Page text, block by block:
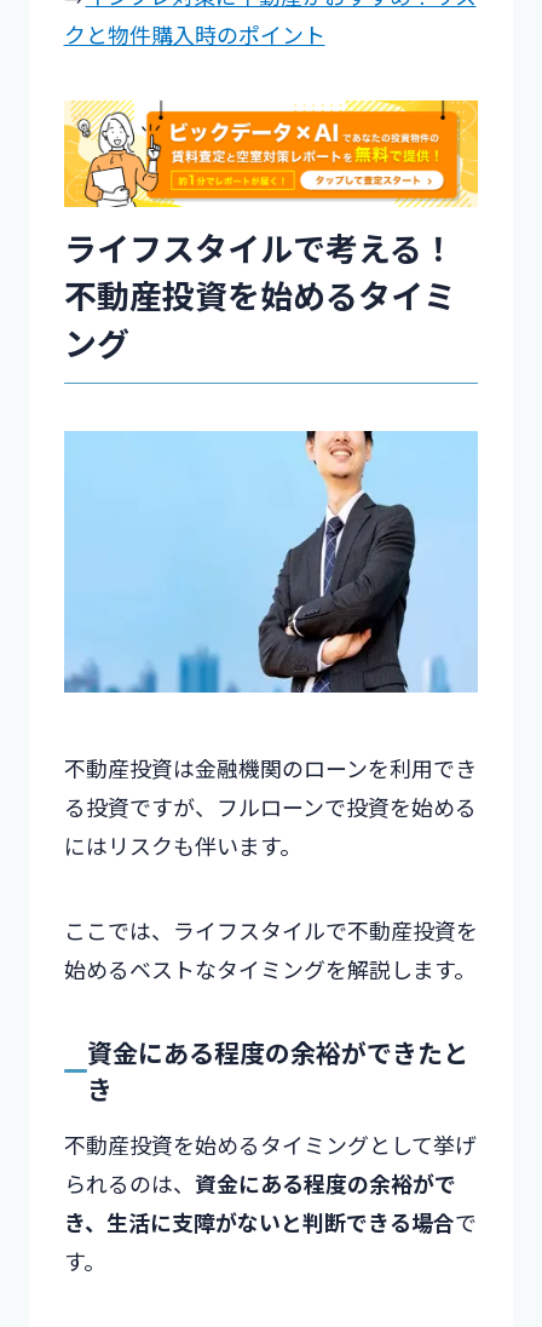
クと物件購入時のポイント
ライフスタイルで考える！
不動産投資を始めるタイミ
ング
不動産投資は金融機関のローンを利用でき
る投資ですが、フルローンで投資を始める
にはリスクも伴います。
ここでは、ライフスタイルで不動産投資を
始めるベストなタイミングを解説します。
資金にある程度の余裕ができたと
き
不動産投資を始めるタイミングとして挙げ
られるのは、 資金にある程度の余裕がで
き、生活に支障がないと判断できる場合で
す。